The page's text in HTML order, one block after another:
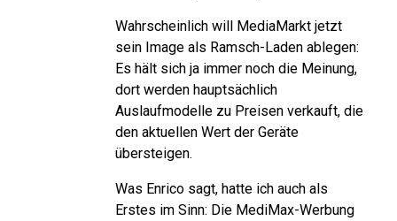
Wahrscheinlich will MediaMarkt jetzt
sein Image als Ramsch-Laden ablegen:
Es hält sich ja immer noch die Meinung,
dort werden hauptsächlich
Auslaufmodelle zu Preisen verkauft, die
den aktuellen Wert der Geräte
übersteigen.
Was Enrico sagt, hatte ich auch als
Erstes im Sinn: Die MediMax-Werbung